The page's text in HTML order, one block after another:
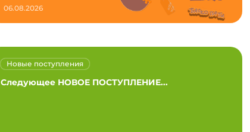
06.08.2026
Следующее НОВОЕ ПОСТУПЛЕНИЕ...
Новые поступления